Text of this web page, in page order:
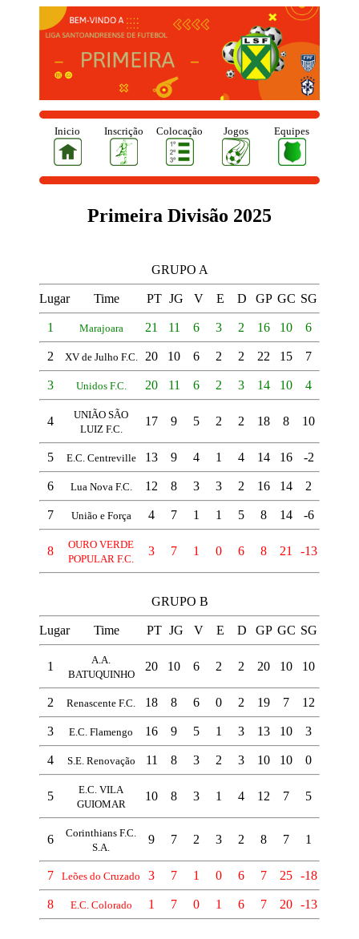
Inicio Inscrição Colocação Jogos Equipes
Primeira Divisão 2025
GRUPO A
Lugar Time PT JG V E D GP GC SG
1 Marajoara 21 11 6 3 2 16 10 6
2 XV de Julho F.C. 20 10 6 2 2 22 15 7
3 Unidos F.C. 20 11 6 2 3 14 10 4
4
UNIÃO SÃO
LUIZ F.C.
17 9 5 2 2 18 8 10
5 E.C. Centreville 13 9 4 1 4 14 16 -2
6 Lua Nova F.C. 12 8 3 3 2 16 14 2
7 União e Força 4 7 1 1 5 8 14 -6
8
OURO VERDE
POPULAR F.C.
3 7 1 0 6 8 21 -13
GRUPO B
Lugar Time PT JG V E D GP GC SG
1
A.A.
BATUQUINHO
20 10 6 2 2 20 10 10
2 Renascente F.C. 18 8 6 0 2 19 7 12
3 E.C. Flamengo 16 9 5 1 3 13 10 3
4 S.E. Renovação 11 8 3 2 3 10 10 0
5
E.C. VILA
GUIOMAR
10 8 3 1 4 12 7 5
6
Corinthians F.C.
S.A.
9 7 2 3 2 8 7 1
7 Leões do Cruzado 3 7 1 0 6 7 25 -18
8 E.C. Colorado 1 7 0 1 6 7 20 -13